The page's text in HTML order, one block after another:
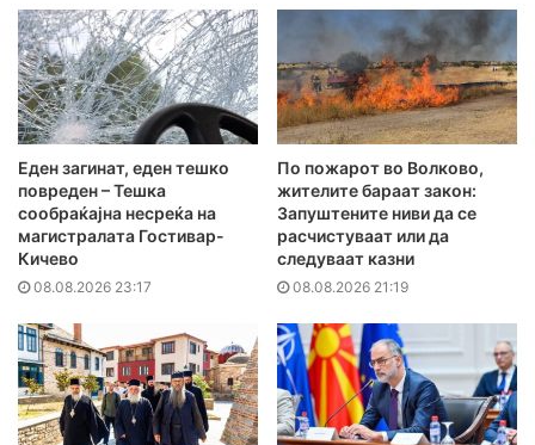
Еден загинат, еден тешко
повреден – Тешка
сообраќајна несреќа на
магистралата Гостивар-
Кичево
08.08.2026 23:17
По пожарот во Волково,
жителите бараат закон:
Запуштените ниви да се
расчистуваат или да
следуваат казни
08.08.2026 21:19